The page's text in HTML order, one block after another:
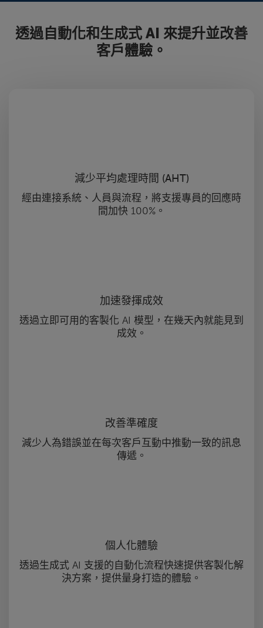
透過自動化和生成式 AI 來提升並改善
客戶體驗。
減少平均處理時間 (AHT)
經由連接系統、人員與流程，將支援專員的回應時
間加快 100%。
加速發揮成效
透過立即可用的客製化 AI 模型，在幾天內就能見到
成效。
改善準確度
減少人為錯誤並在每次客戶互動中推動一致的訊息
傳遞。
個人化體驗
透過生成式 AI 支援的自動化流程快速提供客製化解
決方案，提供量身打造的體驗。